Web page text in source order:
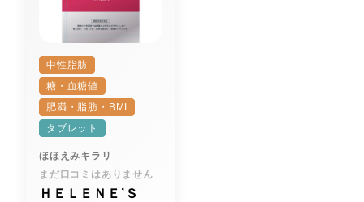
中性脂肪
糖・血糖値
肥満・脂肪・BMI
タブレット
ほほえみキラリ
まだ口コミはありません
ＨＥＬＥＮＥ’Ｓ